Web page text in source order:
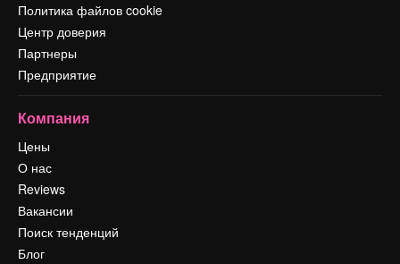
Политика файлов cookie
Центр доверия
Партнеры
Предприятие
Компания
Цены
О нас
Reviews
Вакансии
Поиск тенденций
Блог